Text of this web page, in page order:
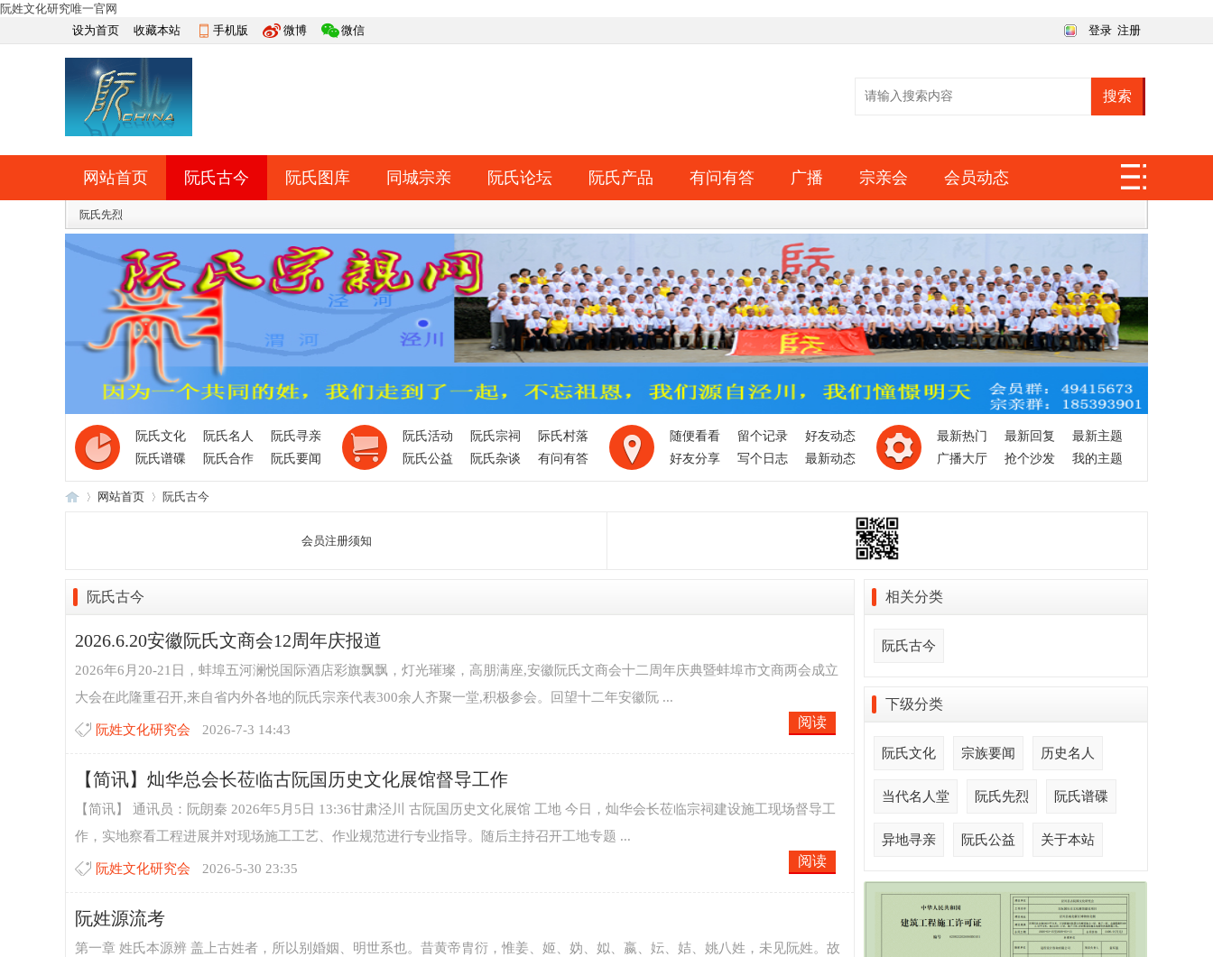
阮姓文化研究唯一官网
设为首页
收藏本站 手机版 微博 微信 登录 注册
搜索
快捷导航
网站首页 阮氏古今 阮氏图库 同城宗亲 阮氏论坛 阮氏产品 有问有答 广播 宗亲会 会员动态
帮助
阮氏先烈
阮氏文化 阮氏名人
阮氏寻亲
阮氏谱碟
阮氏合作 阮氏要闻
阮氏活动 阮氏宗祠
际氏村落
阮氏公益
阮氏杂谈 有问有答
随便看看 留个记录
好友动态
好友分享
写个日志 最新动态
最新热门 最新回复
最新主题
广播大厅
抢个沙发 我的主题
网站首页 阮氏古今
会员注册须知
阮氏古今
2026.6.20安徽阮氏文商会12周年庆报道
2026年6月20-21日，蚌埠五河澜悦国际酒店彩旗飘飘，灯光璀璨，高朋满座,安徽阮氏文商会十二周年庆典暨蚌埠市文商两会成立
大会在此隆重召开,来自省内外各地的阮氏宗亲代表300余人齐聚一堂,积极参会。回望十二年安徽阮 ...
阮姓文化研究会 2026-7-3 14:43 阅读
【简讯】灿华总会长莅临古阮国历史文化展馆督导工作
【简讯】 通讯员：阮朗秦 2026年5月5日 13:36甘肃泾川 古阮国历史文化展馆 工地 今日，灿华会长莅临宗祠建设施工现场督导工
作，实地察看工程进展并对现场施工工艺、作业规范进行专业指导。随后主持召开工地专题 ...
阮姓文化研究会 2026-5-30 23:35 阅读
阮姓源流考
第一章 姓氏本源辨 盖上古姓者，所以别婚姻、明世系也。昔黄帝胄衍，惟姜、姬、妫、姒、嬴、妘、姞、姚八姓，未见阮姓。故
相关分类
阮氏古今
下级分类
阮氏文化 宗族要闻 历史名人
当代名人堂 阮氏先烈 阮氏谱碟
异地寻亲 阮氏公益 关于本站